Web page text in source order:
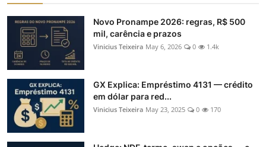
Novo Pronampe 2026: regras, R$ 500
mil, carência e prazos
Vinicius Teixeira May 6, 2026 0 1.4k
GX Explica: Empréstimo 4131 — crédito
em dólar para red...
Vinicius Teixeira May 23, 2025 0 170